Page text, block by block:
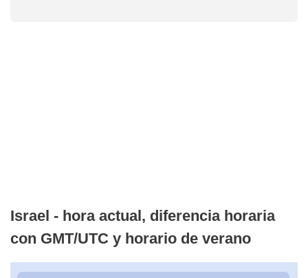
Israel - hora actual, diferencia horaria
con GMT/UTC y horario de verano